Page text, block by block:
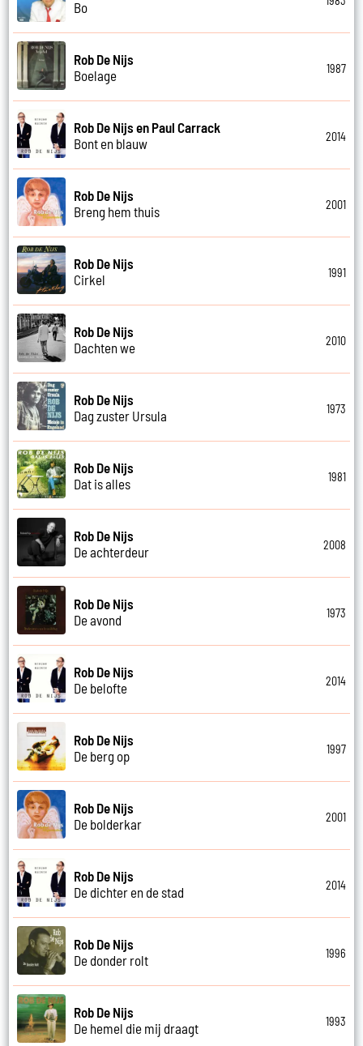
Bo
Rob De Nijs
Boelage
1987
Rob De Nijs en Paul Carrack
Bont en blauw
2014
Rob De Nijs
Breng hem thuis
2001
Rob De Nijs
Cirkel
1991
Rob De Nijs
Dachten we
2010
Rob De Nijs
Dag zuster Ursula
1973
Rob De Nijs
Dat is alles
1981
Rob De Nijs
De achterdeur
2008
Rob De Nijs
De avond
1973
Rob De Nijs
De belofte
2014
Rob De Nijs
De berg op
1997
Rob De Nijs
De bolderkar
2001
Rob De Nijs
De dichter en de stad
2014
Rob De Nijs
De donder rolt
1996
Rob De Nijs
De hemel die mij draagt
1993